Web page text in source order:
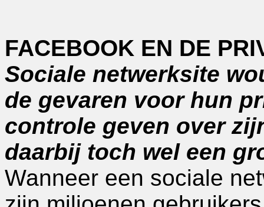
FACEBOOK EN DE
Sociale netwerksite
de gevaren voor hun
controle geven over
daarbij toch wel een
Wanneer een sociale